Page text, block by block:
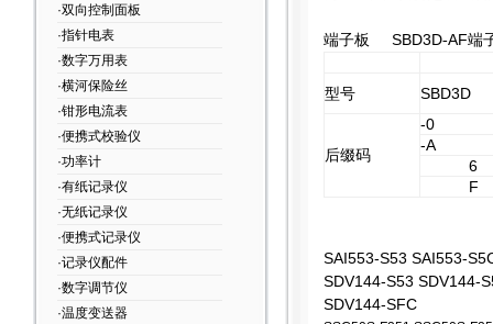
·双向控制面板
·指针电表
·数字万用表
·横河保险丝
·钳形电流表
·便携式校验仪
·功率计
·有纸记录仪
·无纸记录仪
·便携式记录仪
·记录仪配件
·数字调节仪
·温度变送器
端子板 SBD3D-AF端
型号 SBD3D
后缀码
-0
-A
6
F
SAI553-S53 SAI553-
SDV144-S53 SDV144-
SDV144-SFC